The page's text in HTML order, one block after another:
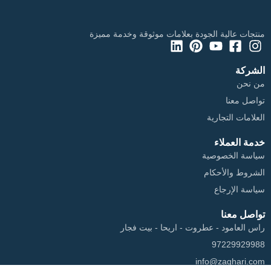
منتجات عالية الجودة بعلامات موثوقة وخدمة مميزة
الشركة
من نحن
تواصل معنا
العلامات التجارية
خدمة العملاء
سياسة الخصوصية
الشروط والأحكام
سياسة الإرجاع
تواصل معنا
راس العامود - عطروت - اريحا - بيت فجار
97229929988
info@zaghari.com